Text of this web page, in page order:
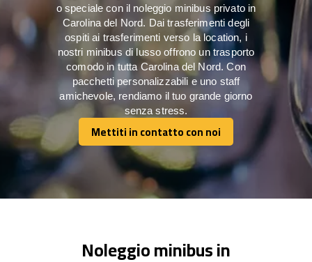
o speciale con il noleggio minibus privato in
Carolina del Nord. Dai trasferimenti degli
ospiti ai trasferimenti verso la location, i
nostri minibus di lusso offrono un trasporto
comodo in tutta Carolina del Nord. Con
pacchetti personalizzabili e uno staff
amichevole, rendiamo il tuo grande giorno
senza stress.
Mettiti in contatto con noi
Mettiti in contatto con noi
Noleggio minibus in